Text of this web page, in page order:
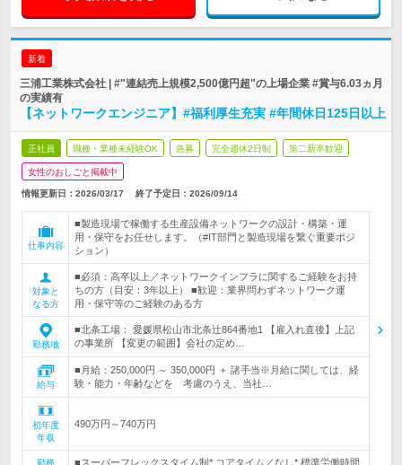
新着
三浦工業株式会社 | #"連結売上規模2,500億円超"の上場企業 #賞与6.03ヵ月
の実績有
【ネットワークエンジニア】#福利厚生充実 #年間休日125日以上
正社員 職種・業種未経験OK 急募 完全週休2日制 第二新卒歓迎
女性のおしごと掲載中
情報更新日：2026/03/17 終了予定日： 2026/09/14
仕事内容
■製造現場で稼働する生産設備ネットワークの設計・構築・運
用・保守をお任せします。（#IT部門と製造現場を繋ぐ重要ポジ
ション）
対象と
なる方
■必須：高卒以上／ネットワークインフラに関するご経験をお持
ちの方（目安：3年以上） ■歓迎：業界問わずネットワーク運
用・保守等のご経験のある方
勤務地
■北条工場： 愛媛県松山市北条辻864番地1 【雇入れ直後】上記
の事業所 【変更の範囲】会社の定め…
給与
■月給：250,000円 ～ 350,000円 ＋ 諸手当※月給に関しては、経
験・能力・年齢などを 考慮のうえ、当社…
初年度
年収
490万円～740万円
勤務
■スーパーフレックスタイム制* コアタイム／なし* 標準労働時間